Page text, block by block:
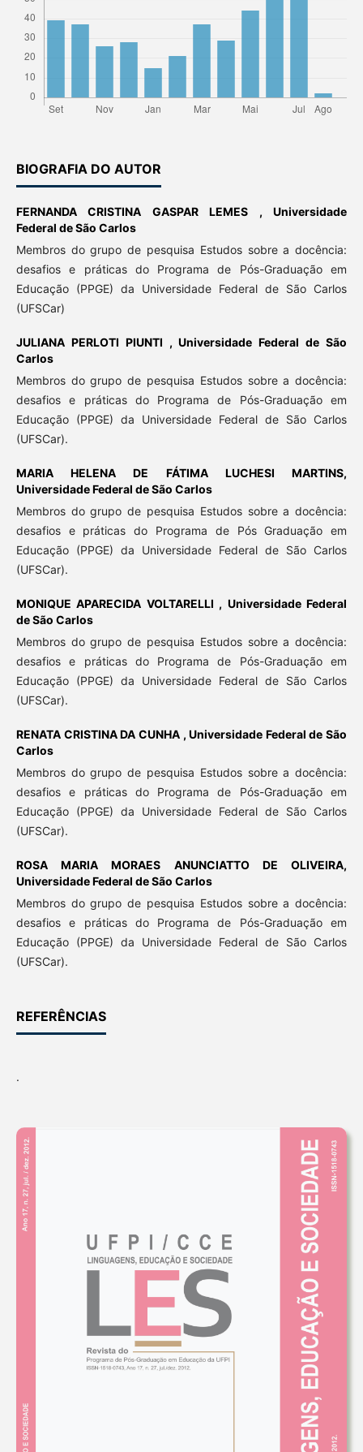
BIOGRAFIA DO AUTOR
FERNANDA CRISTINA GASPAR LEMES ,Universidade
Federal de São Carlos
Membros do grupo de pesquisa Estudos sobre a docência:
desafios e práticas do Programa de Pós-Graduação em
Educação (PPGE) da Universidade Federal de São Carlos
(UFSCar)
JULIANA PERLOTI PIUNTI ,Universidade Federal de São
Carlos
Membros do grupo de pesquisa Estudos sobre a docência:
desafios e práticas do Programa de Pós-Graduação em
Educação (PPGE) da Universidade Federal de São Carlos
(UFSCar).
MARIA HELENA DE FÁTIMA LUCHESI MARTINS,
Universidade Federal de São Carlos
Membros do grupo de pesquisa Estudos sobre a docência:
desafios e práticas do Programa de Pós Graduação em
Educação (PPGE) da Universidade Federal de São Carlos
(UFSCar).
MONIQUE APARECIDA VOLTARELLI , Universidade Federal
de São Carlos
Membros do grupo de pesquisa Estudos sobre a docência:
desafios e práticas do Programa de Pós-Graduação em
Educação (PPGE) da Universidade Federal de São Carlos
(UFSCar).
RENATA CRISTINA DA CUNHA ,Universidade Federal de São
Carlos
Membros do grupo de pesquisa Estudos sobre a docência:
desafios e práticas do Programa de Pós-Graduação em
Educação (PPGE) da Universidade Federal de São Carlos
(UFSCar).
ROSA MARIA MORAES ANUNCIATTO DE OLIVEIRA,
Universidade Federal de São Carlos
Membros do grupo de pesquisa Estudos sobre a docência:
desafios e práticas do Programa de Pós-Graduação em
Educação (PPGE) da Universidade Federal de São Carlos
(UFSCar).
REFERÊNCIAS
.